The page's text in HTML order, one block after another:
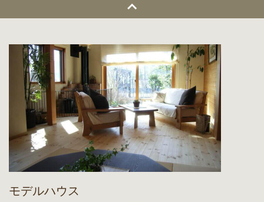
モデルハウス